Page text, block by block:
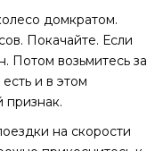
домкратом.
Покачайте. Если
Потом возьмитесь за
и в этом
признак.
на скорости